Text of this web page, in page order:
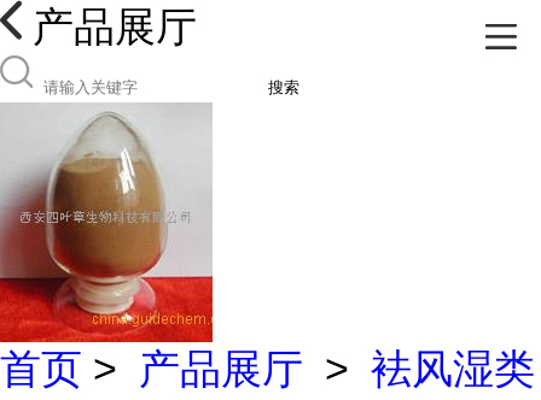
产品展厅
搜索
首页 > 产品展厅 > 袪风湿类